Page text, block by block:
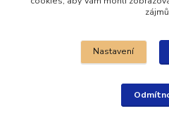
Nastavení